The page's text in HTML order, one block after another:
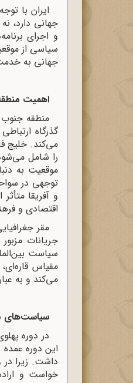
ایران با
جهانی دارد،
و اجرای
سیاسی از
جهانی به
اهمیت
منطقه جنوب
گذرگاه
می‌کند. خلیج
را شامل
موقعیت به
توجهی در
و آفریقا
اقتصادی و
مقر
جریانات
سیاست
مقیاس
می‌کند و به
سیاست‌های
در دوره
این دوره
داشت. زیرا
خواست و